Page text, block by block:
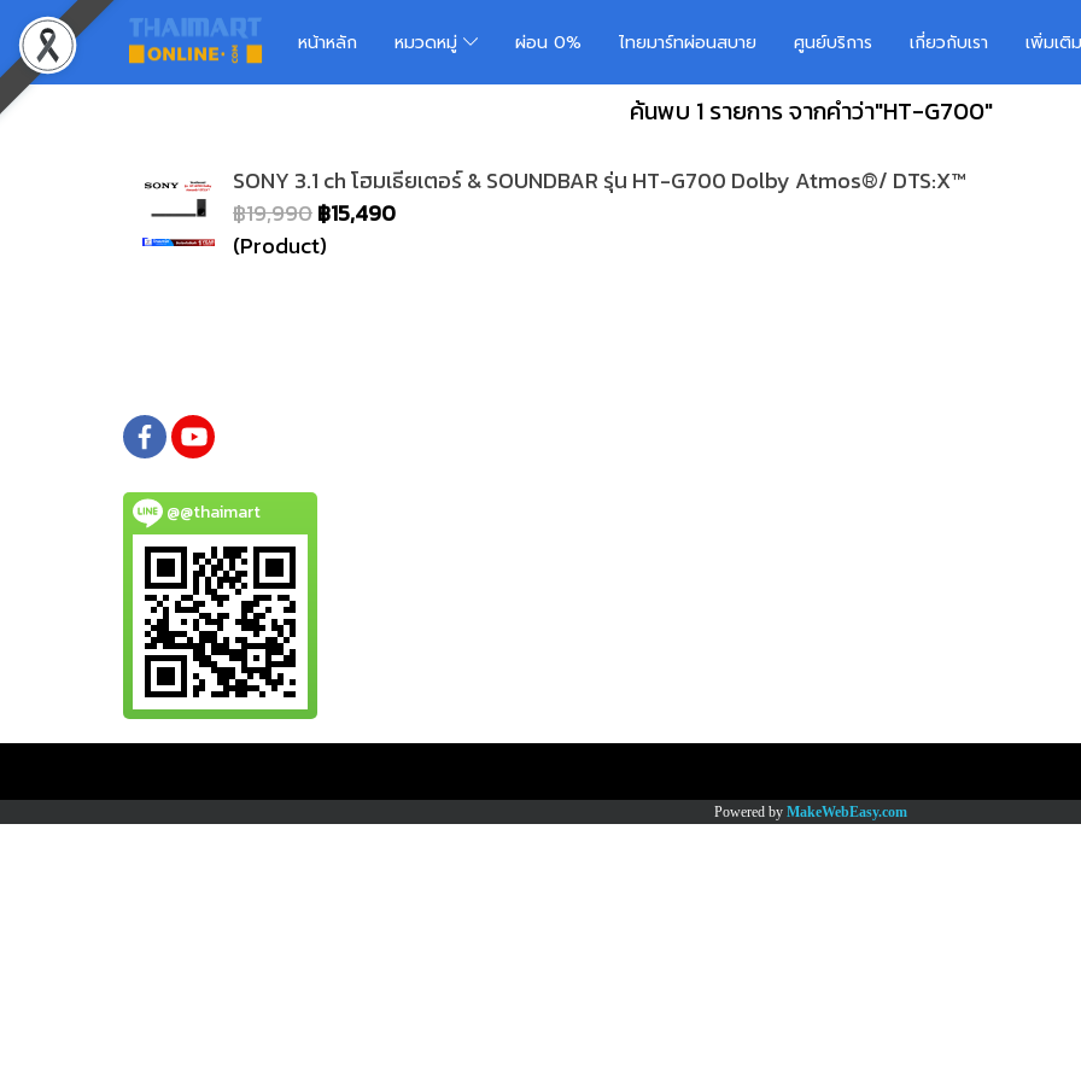
หน้าหลัก หมวดหมู่ ผ่อน 0% ไทยมาร์ทผ่อนสบาย ศูนย์บริการ เกี่ยวกับเรา เพิ่มเ
ค้นพบ 1 รายการ จากคำว่า"HT-G700"
SONY 3.1 ch โฮมเธียเตอร์ & SOUNDBAR รุ่น HT-G700 Dolby Atmos®/ DTS:X™
฿19,990฿15,490
(Product)
@@thaimart
Powered by MakeWebEasy.com